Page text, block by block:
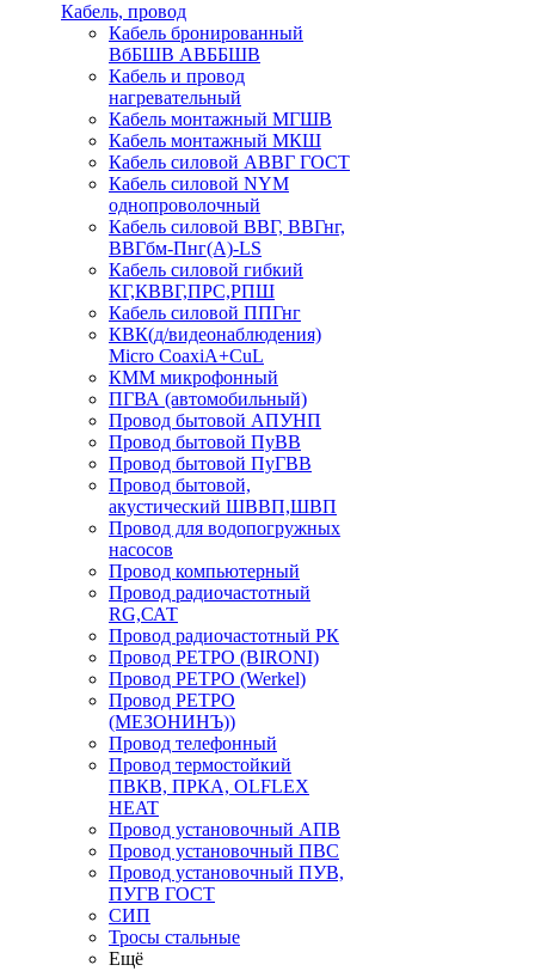
Кабель, провод
Кабель бронированный
ВбБШВ АВББШВ
Кабель и провод
нагревательный
Кабель монтажный МГШВ
Кабель монтажный МКШ
Кабель силовой АВВГ ГОСТ
Кабель силовой NYM
однопроволочный
Кабель силовой ВВГ, ВВГнг,
ВВГбм-Пнг(А)-LS
Кабель силовой гибкий
КГ,КВВГ,ПРС,РПШ
Кабель силовой ППГнг
КВК(д/видеонаблюдения)
Micro CoaxiA+CuL
КММ микрофонный
ПГВА (автомобильный)
Провод бытовой АПУНП
Провод бытовой ПуВВ
Провод бытовой ПуГВВ
Провод бытовой,
акустический ШВВП,ШВП
Провод для водопогружных
насосов
Провод компьютерный
Провод радиочастотный
RG,САТ
Провод радиочастотный РК
Провод РЕТРО (BIRONI)
Провод РЕТРО (Werkel)
Провод РЕТРО
(МЕЗОНИНЪ))
Провод телефонный
Провод термостойкий
ПВКВ, ПРКА, OLFLEX
HEAT
Провод установочный АПВ
Провод установочный ПВС
Провод установочный ПУВ,
ПУГВ ГОСТ
СИП
Тросы стальные
Ещё